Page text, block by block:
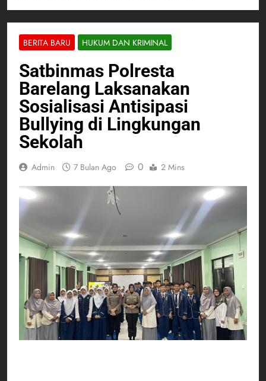
BERITA BARU HUKUM DAN KRIMINAL
Satbinmas Polresta
Barelang Laksanakan
Sosialisasi Antisipasi
Bullying di Lingkungan
Sekolah
Admin 7 Bulan Ago 0 2 Mins